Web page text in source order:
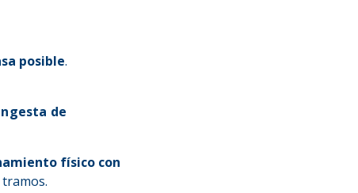
posible.
de
físico con